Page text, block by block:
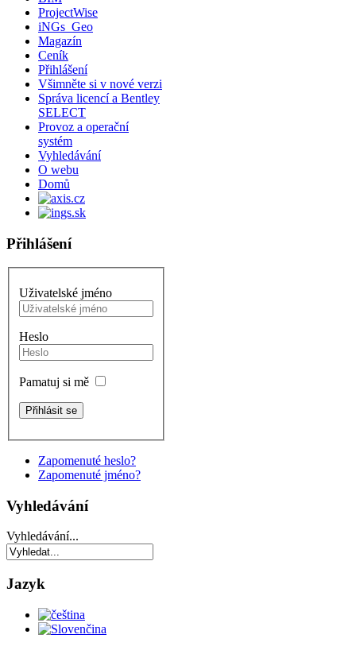
ProjectWise
iNGs_Geo
Magazín
Ceník
Přihlášení
Všimněte si v nové verzi
Správa licencí a Bentley
SELECT
Provoz a operační
systém
Vyhledávání
O webu
Domů
Přihlášení
Uživatelské jméno
Heslo
Pamatuj si mě
Zapomenuté heslo?
Zapomenuté jméno?
Vyhledávání
Vyhledávání...
Jazyk